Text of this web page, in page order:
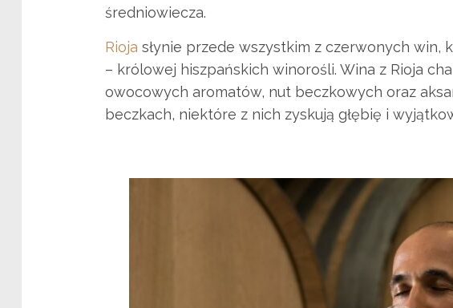
średniowiecza.
Rioja słynie przede wszystkim z czerwonych win,
– królowej hiszpańskich winorośli. Wina z Rioja
owocowych aromatów, nut beczkowych oraz
beczkach, niektóre z nich zyskują głębię i